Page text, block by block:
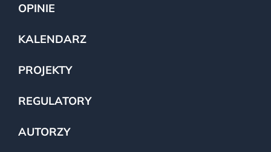
OPINIE
KALENDARZ
PROJEKTY
REGULATORY
AUTORZY